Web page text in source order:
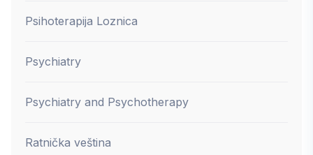
Psihoterapija Loznica
Psychiatry
Psychiatry and Psychotherapy
Ratnička veština